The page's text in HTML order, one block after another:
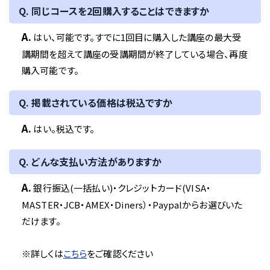
Q. 同じコースを2回購入することはできますか
A. はい、可能です。すでに1回目に購入した講座の最大受
講期間を超えて講座の受講期間が終了している場合、再度
購入可能です。
Q. 掲載されている価格は税込ですか
A. はい。税込です。
Q. どんな支払い方法がありますか
A.銀行振込(一括払い)・クレジットカード(VISA・
MASTER・JCB・AMEX・Diners）・Paypalからお選びいた
だけます。
※詳しくはこちらをご確認ください